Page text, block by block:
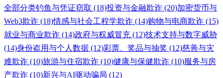
全部分类钓鱼与凭证窃取 (18)投资与金融欺诈 (20)加密货币与
Web3欺诈 (18)情感与社会工程学欺诈 (14)购物与电商欺诈 (15)
就业与商业欺诈 (14)政府与权威冒充 (12)技术支持与数字威胁
(14)身份盗用与个人数据 (12)彩票、奖品与抽奖 (12)慈善与灾
难欺诈 (10)旅游与住宿欺诈 (10)健康与保健欺诈 (10)服务与房
产欺诈 (10)新兴与AI驱动骗局 (12)